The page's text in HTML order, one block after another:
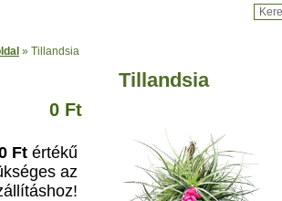
» Tillandsia
0 Ft
Ft értékű
az
Tillandsia